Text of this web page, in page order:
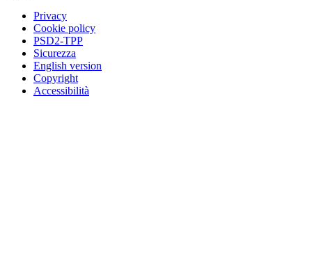
Privacy
Cookie policy
PSD2-TPP
Sicurezza
English version
Copyright
Accessibilità